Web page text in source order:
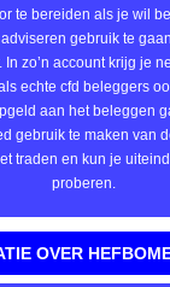
gebruik te
zo’n account krijg je
echte cfd beleggers
aan het beleggen
gebruik te maken van
traden en kun je
proberen.
OVER